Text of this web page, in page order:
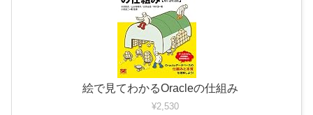
絵で見てわかるOracleの仕組み
¥2,530